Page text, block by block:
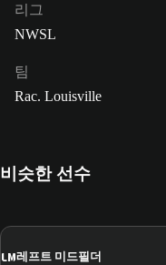
리그
NWSL
팀
Rac. Louisville
비슷한 선수
LM레프트 미드필더